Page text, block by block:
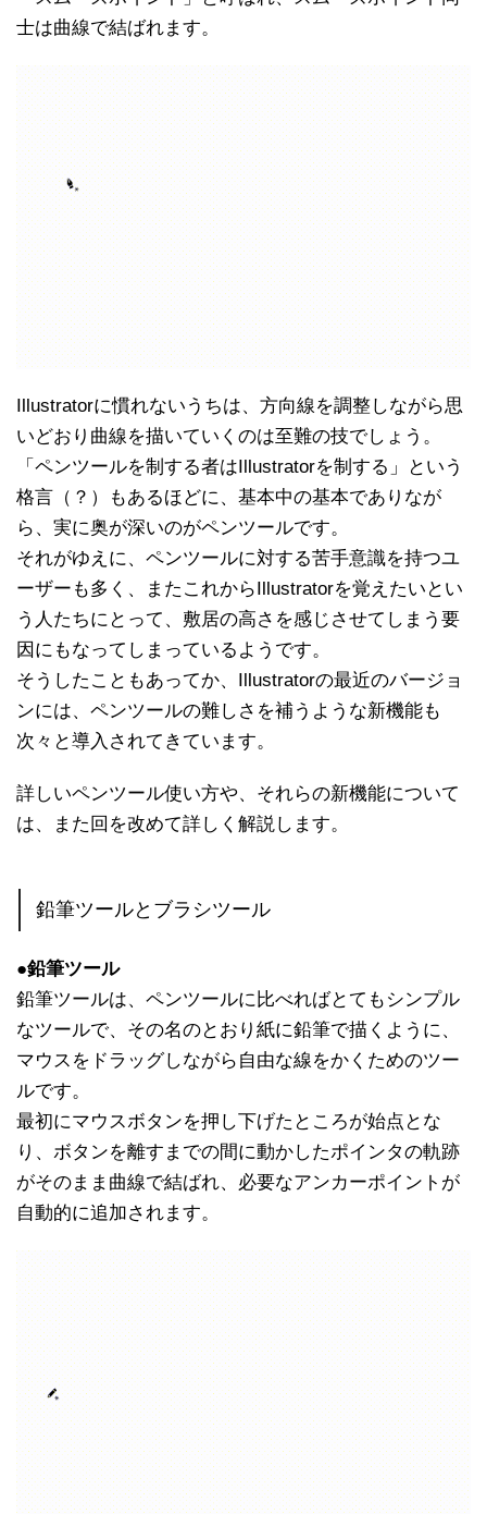
士は曲線で結ばれます。
Illustratorに慣れないうちは、方向線を調整しながら思
いどおり曲線を描いていくのは至難の技でしょう。
「ペンツールを制する者はIllustratorを制する」という
格言（？）もあるほどに、基本中の基本でありなが
ら、実に奥が深いのがペンツールです。
それがゆえに、ペンツールに対する苦手意識を持つユ
ーザーも多く、またこれからIllustratorを覚えたいとい
う人たちにとって、敷居の高さを感じさせてしまう要
因にもなってしまっているようです。
そうしたこともあってか、Illustratorの最近のバージョ
ンには、ペンツールの難しさを補うような新機能も
次々と導入されてきています。
詳しいペンツール使い方や、それらの新機能について
は、また回を改めて詳しく解説します。
鉛筆ツールとブラシツール
●鉛筆ツール
鉛筆ツールは、ペンツールに比べればとてもシンプル
なツールで、その名のとおり紙に鉛筆で描くように、
マウスをドラッグしながら自由な線をかくためのツー
ルです。
最初にマウスボタンを押し下げたところが始点とな
り、ボタンを離すまでの間に動かしたポインタの軌跡
がそのまま曲線で結ばれ、必要なアンカーポイントが
自動的に追加されます。